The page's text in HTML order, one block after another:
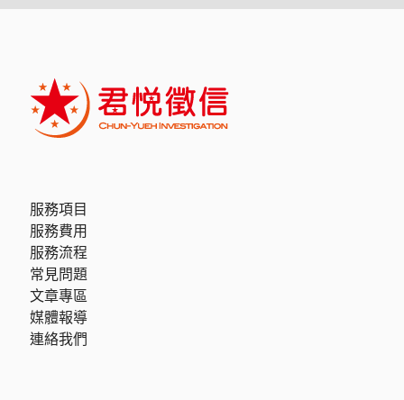
服務項目
服務費用
服務流程
常見問題
文章專區
媒體報導
連絡我們